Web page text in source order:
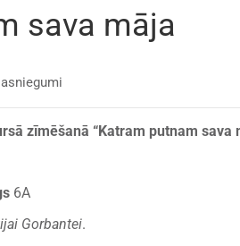
sava māja
zīmēšanā “Katram putnam sava
6A
Gorbantei.